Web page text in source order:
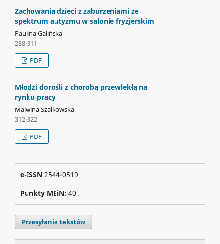
Zachowania dzieci z zaburzeniami ze
spektrum autyzmu w salonie fryzjerskim
Paulina Galińska
288-311
PDF
Młodzi dorośli z chorobą przewlekłą na
rynku pracy
Malwina Szałkowska
312-322
PDF
e-ISSN 2544-0519
Punkty MEiN: 40
Przesyłanie tekstów